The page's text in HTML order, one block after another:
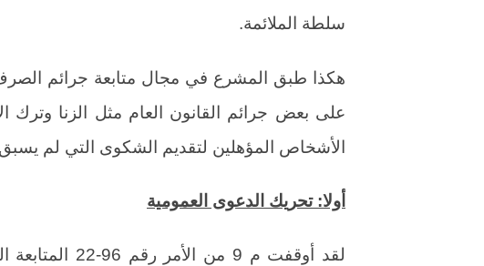
سلطة الملائمة.
هكذا طبق المشرع في مجال متابعة جرائم
على بعض جرائم القانون العام مثل الزنا وترك
الأشخاص المؤهلين لتقديم الشكوى التي لم
أولا: تحريك الدعوى العمومية
لقد أوقفت م 9